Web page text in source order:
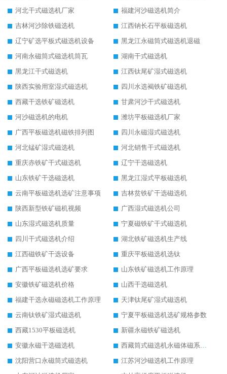
河北干式磁选机厂家
福建河沙磁选机简介
吉林河沙除铁磁选机
江西钠长石平板磁选机
辽宁矿选平板式磁选机设备
黑龙江永磁筒式磁选机退磁
河南永磁筒式磁选机筒瓦
湖南干式磁选机
黑龙江干式磁选机
江西钛尾矿湿式磁选机
陕西实验用室湿式磁选机
四川水选褐铁矿磁选机
西藏干选铁矿磁选机
甘肃河沙干式磁选机
河沙磁选机的电机
潍坊平板磁选机厂家
广西平板磁选机磁铁排列图
四川永磁湿式磁选机
河北锰矿湿式磁选机
河北销售干式磁选机
重庆赤铁矿干式磁选机
辽宁干选磁选机
山东铁矿干选磁选机
黑龙江湿式平板磁选机
云南平板磁选机选矿注意事项
吉林贫铁矿干选磁选机
陕西新型铁矿磁机视频
广西湿式磁选机公司
山东湿式磁选机质量
宁夏磁铁矿干式磁选机
四川干式磁选机介绍
湖北铁矿磁选机生产线
江西磁铁矿干选设备
重庆平板磁选机选钛
广西平板磁选机选矿要求
山东铁矿磁选机工作原理
安徽铁矿磁选机价格
山西干选磁选机
福建干选永磁磁选机工作原理
天津钛尾矿湿式磁选机
云南钛铁矿湿式磁选机
宁夏平板磁选机选矿规格参数
西藏1530平板磁选机
新疆永磁铁矿磁选机
安徽永磁干选磁选机
西藏筒式磁选机永磁体磁系设计
沈阳营口永磁筒式磁选机
江苏河沙磁选机工作原理